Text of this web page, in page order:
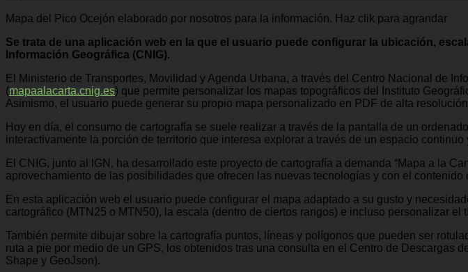
Mapa del Pico Ocejón elaborado por nosotros para la información. Haz clik para agrandar
Se trata de una aplicación web en la que el usuario puede configurar la ubicación,
Información Geográfica (CNIG).
El Ministerio de Transportes, Movilidad y Agenda Urbana, a través del Centro Nacional de
(mapaalacarta.cnig.es) que permite personalizar los mapas topográficos del Instituto
Asimismo, el usuario puede generar su propio mapa personalizado en PDF de alta
Hoy en día, el consumo de cartografía se suele realizar a través de la pantalla de un
interactivamente la porción de territorio que interesa explorar a través de un espacio
El CNIG, junto al IGN, ha desarrollado este proyecto de cartografía a demanda “Mapa a la
aprovechamiento de las posibilidades que ofrecen las nuevas tecnologías y con el
En esta aplicación web el usuario puede configurar el mapa adaptado a su gusto y
cartográfico (MTN25 o MTN50), la escala (dentro de ciertos rangos) e incluso personalizar el
También permite dibujar sobre la cartografía puntos, líneas y polígonos que pueden ser
ruta a pie por medio de un GPS, los obtenidos tras una consulta en el Centro de Descargas
Shape y GeoJson).